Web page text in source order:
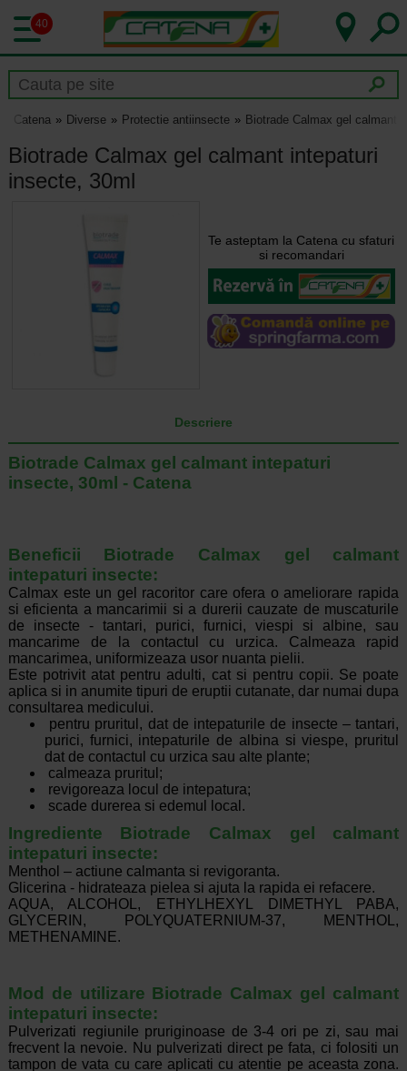
40
Catena Diverse Protectie antiinsecte Biotrade Calmax gel calmant
Biotrade Calmax gel calmant intepaturi
insecte, 30ml
Te asteptam la Catena cu sfaturi
si recomandari
Descriere
Biotrade Calmax gel calmant intepaturi
insecte, 30ml - Catena
Beneficii Biotrade Calmax gel calmant
intepaturi insecte:
Calmax este un gel racoritor care ofera o ameliorare rapida
si eficienta a mancarimii si a durerii cauzate de muscaturile
de insecte - tantari, purici, furnici, viespi si albine, sau
mancarime de la contactul cu urzica. Calmeaza rapid
mancarimea, uniformizeaza usor nuanta pielii.
Este potrivit atat pentru adulti, cat si pentru copii. Se poate
aplica si in anumite tipuri de eruptii cutanate, dar numai dupa
consultarea medicului.
pentru pruritul, dat de intepaturile de insecte – tantari,
purici, furnici, intepaturile de albina si viespe, pruritul
dat de contactul cu urzica sau alte plante;
calmeaza pruritul;
revigoreaza locul de intepatura;
scade durerea si edemul local.
Ingrediente Biotrade Calmax gel calmant
intepaturi insecte:
Menthol – actiune calmanta si revigoranta.
Glicerina - hidrateaza pielea si ajuta la rapida ei refacere.
AQUA, ALCOHOL, ETHYLHEXYL DIMETHYL PABA,
GLYCERIN, POLYQUATERNIUM-37, MENTHOL,
METHENAMINE.
Mod de utilizare Biotrade Calmax gel calmant
intepaturi insecte:
Pulverizati regiunile pruriginoase de 3-4 ori pe zi, sau mai
frecvent la nevoie. Nu pulverizati direct pe fata, ci folositi un
tampon de vata cu care aplicati cu atentie pe aceasta zona.